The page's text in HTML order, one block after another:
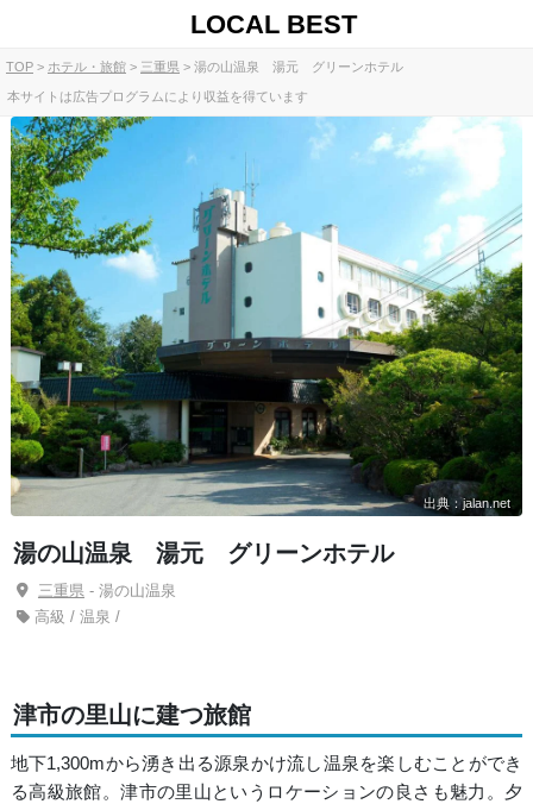
LOCAL BEST
TOP ホテル・旅館 三重県 湯の山温泉 湯元 グリーンホテル
本サイトは広告プログラムにより収益を得ています
出典：jalan.net
湯の山温泉 湯元 グリーンホテル
三重県- 湯の山温泉
高級 / 温泉 /
津市の里山に建つ旅館
地下1,300mから湧き出る源泉かけ流し温泉を楽しむことができ
る高級旅館。津市の里山というロケーションの良さも魅力。夕